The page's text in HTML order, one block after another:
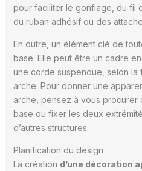
pour faciliter le gonflage, du fil
du ruban adhésif ou des
En outre, un élément clé de
base. Elle peut être un cadre
une corde suspendue, selon
arche. Pour donner une
arche, pensez à vous procurer
base ou fixer les deux
d’autres structures.
Planification du design
La création d’une décoration